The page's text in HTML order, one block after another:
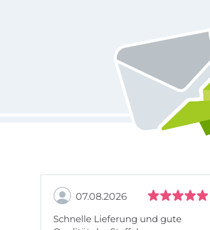
07.08.2026
Schnelle Lieferung und gute